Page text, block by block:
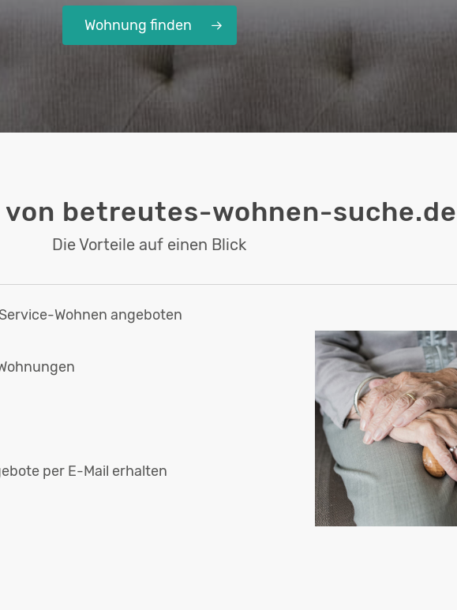
Wohnung finden
von betreutes-wohnen-suche.de
Die Vorteile auf einen Blick
Wohnen angeboten
per E-Mail erhalten